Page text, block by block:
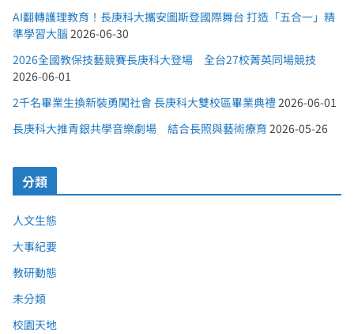
AI翻轉護理教育！長庚科大攜安圖斯登國際舞台 打造「五合一」精
準學習大腦 2026-06-30
2026全國教保技藝競賽長庚科大登場 全台27校菁英同場競技
2026-06-01
2千名畢業生換新裝勇闖社會 長庚科大雙校區畢業典禮2026-06-01
長庚科大推青銀共學音樂劇場 結合長照與藝術療育 2026-05-26
分類
人文生態
大事紀要
教研動態
未分類
校園天地